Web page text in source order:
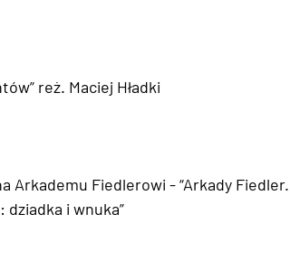
reż. Maciej Hładki
Arkademu Fiedlerowi - “Arkady Fiedler.
i wnuka”